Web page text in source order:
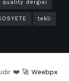
quality dergisi
tekli
❤️ 🚀 Weebpx